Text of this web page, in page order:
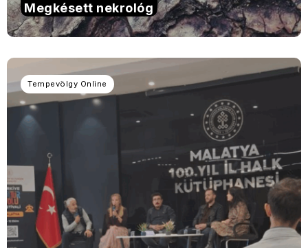
Megkésett nekrológ
Tempevölgy Online